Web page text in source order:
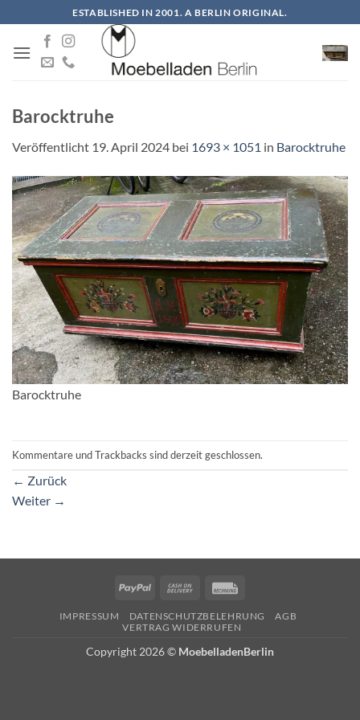
Inhalt
springen
ESTABLISHED IN 2001. A BERLIN ORIGINAL.
Barocktruhe
Veröffentlicht 19. April 2024 bei 1693 × 1051 in Barocktruhe
Barocktruhe
Kommentare und Trackbacks sind derzeit geschlossen.
← Zurück
Weiter →
PayPal
Cash
Delivery
IMPRESSUM DATENSCHUTZBELEHRUNG
AGB
VERTRAG WIDERRUFEN
Copyright 2026 © MoebelladenBerlin